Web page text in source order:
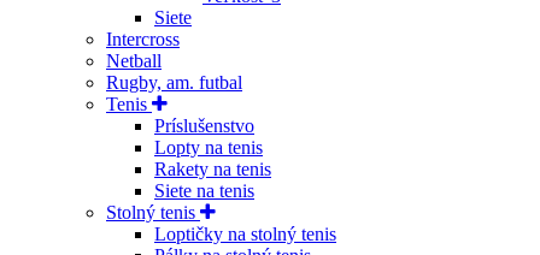
Siete
Intercross
Netball
Rugby, am. futbal
Tenis
Príslušenstvo
Lopty na tenis
Rakety na tenis
Siete na tenis
Stolný tenis
Loptičky na stolný tenis